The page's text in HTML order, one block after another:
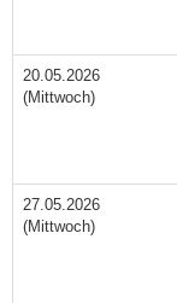
20.05.2026
(Mittwoch)
27.05.2026
(Mittwoch)